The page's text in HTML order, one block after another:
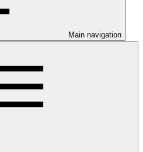
Main navigation